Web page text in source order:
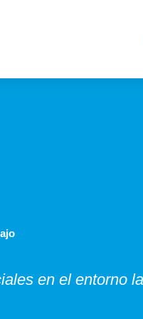
en el entorno